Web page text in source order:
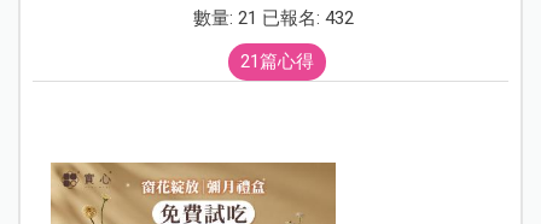
數量: 21 已報名: 432
21篇心得